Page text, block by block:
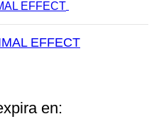
EFFECT
en: